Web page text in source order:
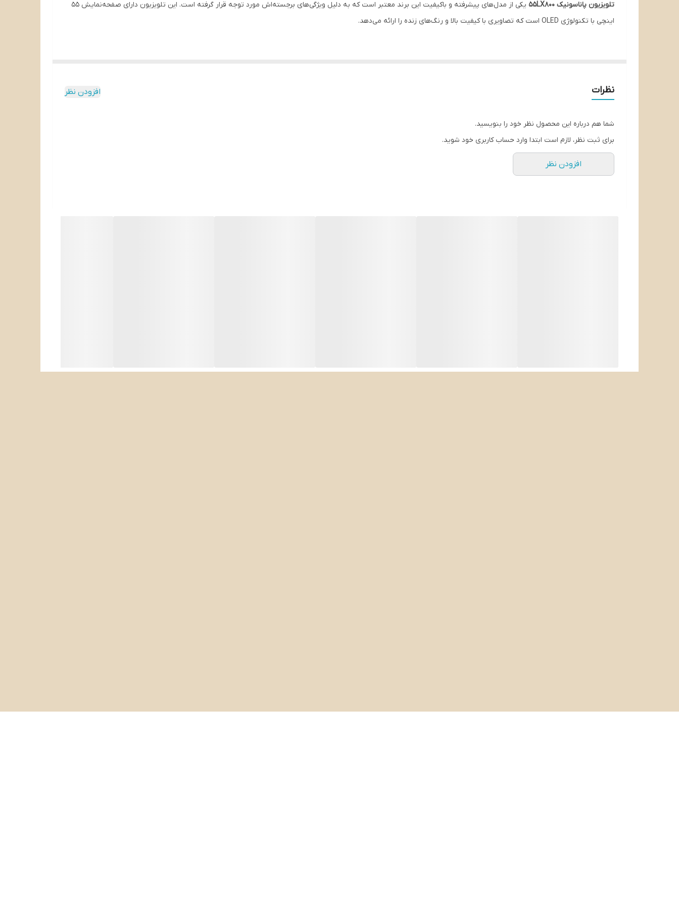
تلویزیون پاناسونیک 55LX800
یکی از مدل‌های پیشرفته و باکیفیت این برند معتبر است که به دلیل ویژگی‌های برجسته‌اش مورد توجه قرار گرفته است. این تلویزیون دارای صفحه‌نمایش 55
اینچی با تکنولوژی OLED است که تصاویری با کیفیت بالا و رنگ‌های زنده را ارائه می‌دهد.
نظرات افزودن نظر
شما هم درباره این محصول نظر خود را بنویسید.
برای ثبت نظر، لازم است ابتدا وارد حساب کاربری خود شوید.
افزودن نظر